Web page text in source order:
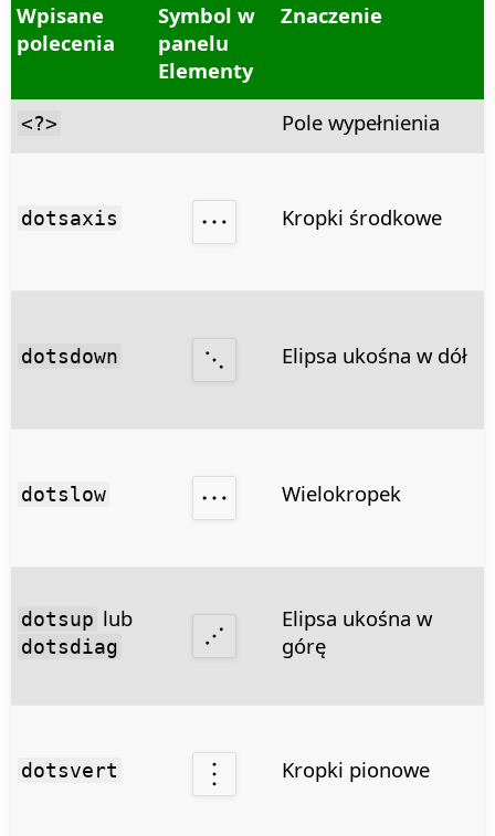
Wpisane
polecenia
Symbol w
panelu
Elementy
Znaczenie
<?> Pole wypełnienia
dotsaxis Kropki środkowe
dotsdown Elipsa ukośna w dół
dotslow Wielokropek
dotsup lub
dotsdiag
Elipsa ukośna w
górę
dotsvert Kropki pionowe